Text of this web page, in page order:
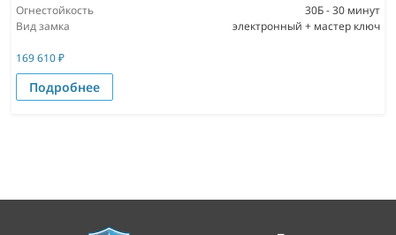
Огнестойкость
30Б - 30 минут
Вид замка
электронный + мастер ключ
169 610₽
Подробнее